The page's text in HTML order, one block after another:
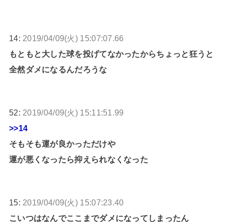
14: 2019/04/09(火) 15:07:07.66
もともと大した球を投げてなかったからちょっと狂うと
全然ダメになるんだろうな
52: 2019/04/09(火) 15:11:51.99
>>14
そもそも運が良かっただけや
運が悪くなったら抑えられなくなった
15: 2019/04/09(火) 15:07:23.40
こいつはなんでここまでダメになってしまったん